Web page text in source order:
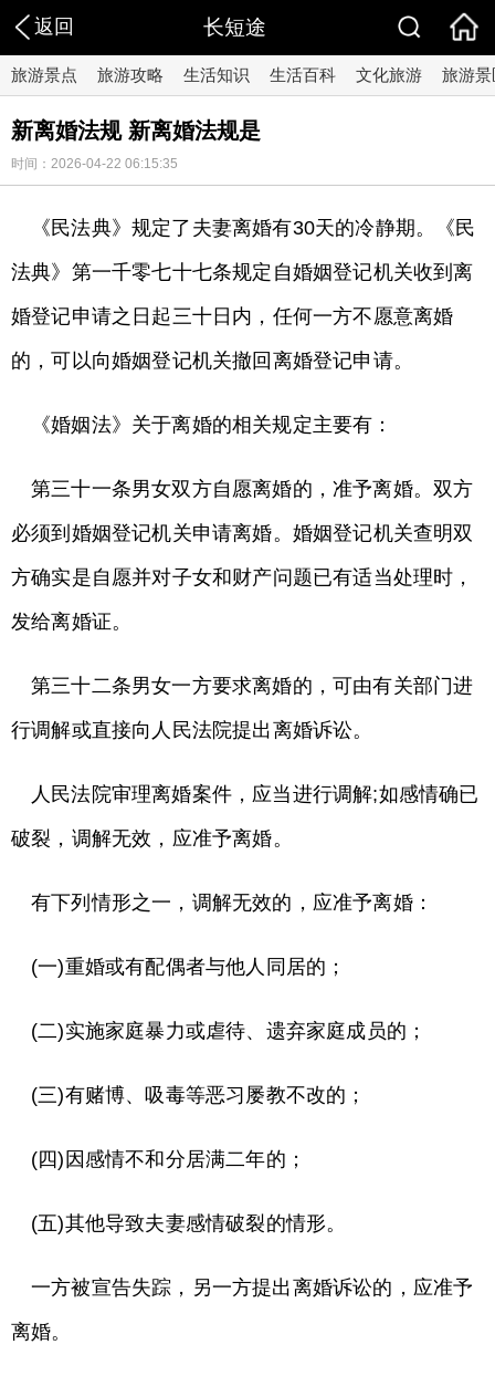
返回 长短途
旅游景点 旅游攻略 生活知识 生活百科 文化旅游 旅游景
新离婚法规 新离婚法规是
时间：2026-04-22 06:15:35
《民法典》规定了夫妻离婚有30天的冷静期。《民
法典》第一千零七十七条规定自婚姻登记机关收到离
婚登记申请之日起三十日内，任何一方不愿意离婚
的，可以向婚姻登记机关撤回离婚登记申请。
《婚姻法》关于离婚的相关规定主要有：
第三十一条男女双方自愿离婚的，准予离婚。双方
必须到婚姻登记机关申请离婚。婚姻登记机关查明双
方确实是自愿并对子女和财产问题已有适当处理时，
发给离婚证。
第三十二条男女一方要求离婚的，可由有关部门进
行调解或直接向人民法院提出离婚诉讼。
人民法院审理离婚案件，应当进行调解;如感情确已
破裂，调解无效，应准予离婚。
有下列情形之一，调解无效的，应准予离婚：
(一)重婚或有配偶者与他人同居的；
(二)实施家庭暴力或虐待、遗弃家庭成员的；
(三)有赌博、吸毒等恶习屡教不改的；
(四)因感情不和分居满二年的；
(五)其他导致夫妻感情破裂的情形。
一方被宣告失踪，另一方提出离婚诉讼的，应准予
离婚。